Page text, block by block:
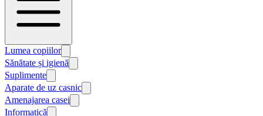
Lumea copiilor
Sănătate și igienă
Suplimente
Aparate de uz casnic
Amenajarea casei
Informatică